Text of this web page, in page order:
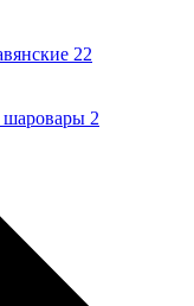
22
2